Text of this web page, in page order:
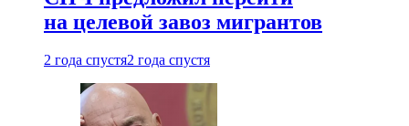
на целевой завоз мигрантов
2 года спустя2 года спустя